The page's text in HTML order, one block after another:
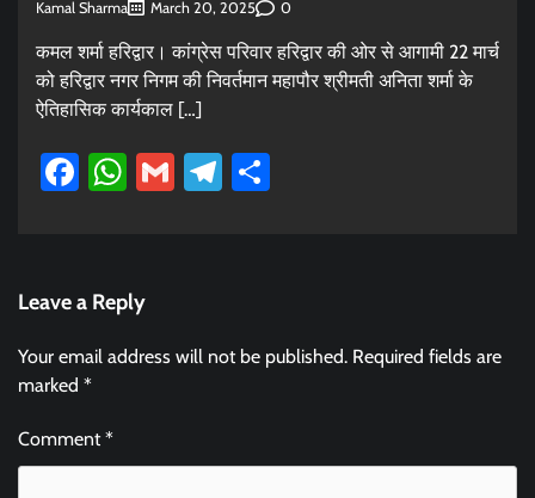
Kamal Sharma March 20, 2025 0
कमल शर्मा हरिद्वार। कांग्रेस परिवार हरिद्वार की ओर से आगामी 22 मार्च
को हरिद्वार नगर निगम की निवर्तमान महापौर श्रीमती अनिता शर्मा के
ऐतिहासिक कार्यकाल […]
Facebook
WhatsApp
GmailTelegram
Leave a Reply
Your email address will not be published. Required fields are
marked *
Comment*